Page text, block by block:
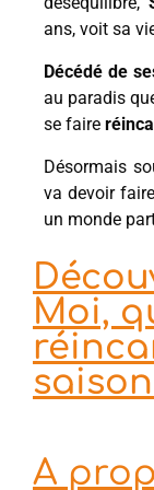
ans, voit sa
Décédé de
au paradis
se faire
Désormais
va devoir
un monde
Moi,
A